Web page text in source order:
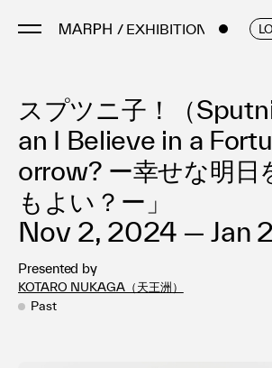
/ EXHIBITIONS
Artists
Artworks
Galleries & Museums
Exhibitions
Art Fairs & Events
Press Releases
About
スプツニ子！（
an I Believe in a
orrow? ー幸せな明日
もよい？ー」
Nov 2, 2024 — Jan
Presented by
KOTARO NUKAGA（天王洲）
Past